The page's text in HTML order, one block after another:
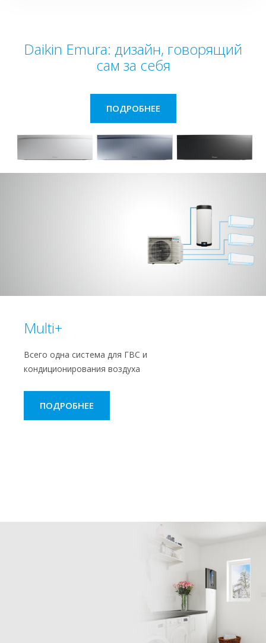
Daikin Emura: дизайн, говорящий
сам за себя
ПОДРОБНЕЕ
Multi+
Всего одна система для ГВС и
кондиционирования воздуха
ПОДРОБНЕЕ